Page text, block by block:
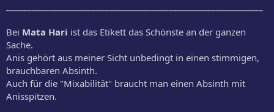
Bei Mata Hari ist das Etikett das Schönste an der ganzen
Sache.
Anis gehört aus meiner Sicht unbedingt in einen stimmigen,
brauchbaren Absinth.
Auch für die "Mixabilität" braucht man einen Absinth mit
Anisspitzen.